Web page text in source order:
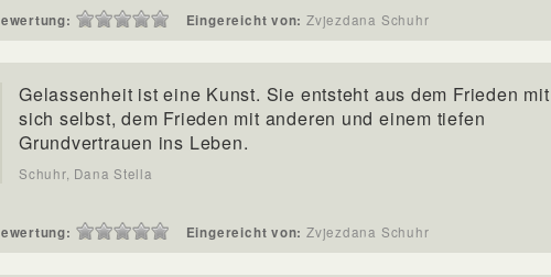
Eingereicht von: Zvjezdana Schuhr
Gelassenheit ist eine Kunst. Sie entsteht aus dem Frieden mit
sich selbst, dem Frieden mit anderen und einem tiefen
Grundvertrauen ins Leben.
Schuhr, Dana Stella
Eingereicht von: Zvjezdana Schuhr